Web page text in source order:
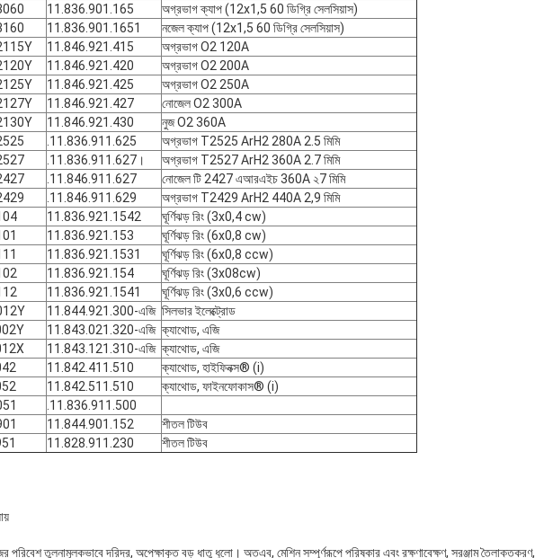
11.836.901.165
অগ্রভাগ ক্যাপ (12x1,5 60 ডিগ্রি সেলসিয়াস)
11.836.901.1651
নজেল ক্যাপ (12x1,5 60 ডিগ্রি সেলসিয়াস)
11.846.921.415
অগ্রভাগ O2 120A
11.846.921.420
অগ্রভাগ O2 200A
11.846.921.425
অগ্রভাগ O2 250A
11.846.921.427
নোজেল O2 300A
11.846.921.430
নুজ O2 360A
.11.836.911.625
অগ্রভাগ T2525 ArH2 280A 2.5 মিমি
.11.836.911.627।
অগ্রভাগ T2527 ArH2 360A 2.7 মিমি
.11.846.911.627
নোজেল টি 2427 এআরএইচ 360A ২7 মিমি
.11.846.911.629
অগ্রভাগ T2429 ArH2 440A 2,9 মিমি
11.836.921.1542
ঘূর্ণিঝড় রিং (3x0,4 cw)
11.836.921.153
ঘূর্ণিঝড় রিং (6x0,8 cw)
11.836.921.1531
ঘূর্ণিঝড় রিং (6x0,8 ccw)
11.836.921.154
ঘূর্ণিঝড় রিং (3x08cw)
11.836.921.1541
ঘূর্ণিঝড় রিং (3x0,6 ccw)
11.844.921.300-এজি সিলভার ইলেক্ট্রোড
11.843.021.320-এজি ক্যাথোড, এজি
11.843.121.310-এজি ক্যাথোড, এজি
11.842.411.510
ক্যাথোড, হাইফিনক্স® (i)
11.842.511.510
ক্যাথোড, ফাইনফোকাস® (i)
.11.836.911.500
11.844.901.152
শীতল টিউব
11.828.911.230 শীতল টিউব
পরিবেশ তুলনামূলকভাবে দরিদ্র, অপেক্ষাকৃত বড় ধাতু ধুলো। অতএব, মেশিন সম্পূর্ণরূপে পরিষ্কার এবং রক্ষণাবেক্ষণ, সরঞ্জাম তৈলাক্তকরণ,